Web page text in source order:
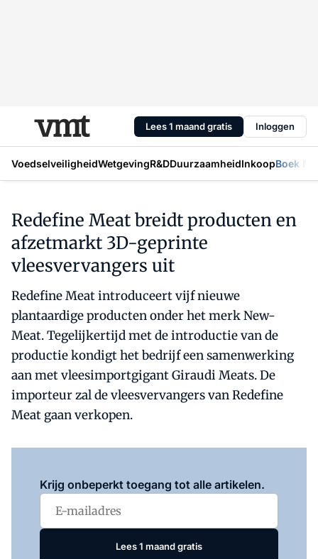
Lees 1 maand gratis Inloggen
VoedselveiligheidWetgevingR&DDuurzaamheidInkoopBoek
Redefine Meat breidt producten en
afzetmarkt 3D-geprinte
vleesvervangers uit
Redefine Meat introduceert vijf nieuwe
plantaardige producten onder het merk New-
Meat. Tegelijkertijd met de introductie van de
productie kondigt het bedrijf een samenwerking
aan met vleesimportgigant Giraudi Meats. De
importeur zal de vleesvervangers van Redefine
Meat gaan verkopen.
Krijg onbeperkt toegang tot alle artikelen.
Lees 1 maand gratis